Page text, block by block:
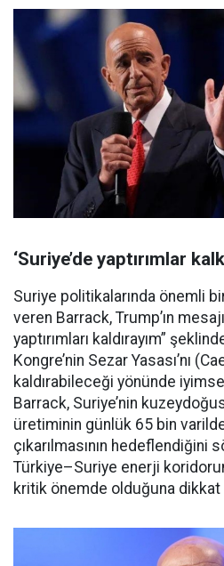
‘Suriye’de yaptırımlar
Suriye politikalarında önemli
veren Barrack, Trump’ın
yaptırımları kaldırayım”
Kongre’nin Sezar Yasası’nı
kaldırabileceği yönünde
Barrack, Suriye’nin
üretiminin günlük 65 bin
çıkarılmasının hedeflendiğini
Türkiye–Suriye enerji
kritik önemde olduğuna